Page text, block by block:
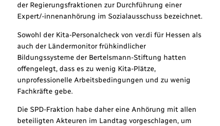
der Regierungsfraktionen zur Durchführung einer
Expert/-innenanhörung im Sozialausschuss bezeichnet.
Sowohl der Kita-Personalcheck von ver.di für Hessen als
auch der Ländermonitor frühkindlicher
Bildungssysteme der Bertelsmann-Stiftung hatten
offengelegt, dass es zu wenig Kita-Plätze,
unprofessionelle Arbeitsbedingungen und zu wenig
Fachkräfte gebe.
Die SPD-Fraktion habe daher eine Anhörung mit allen
beteiligten Akteuren im Landtag vorgeschlagen, um